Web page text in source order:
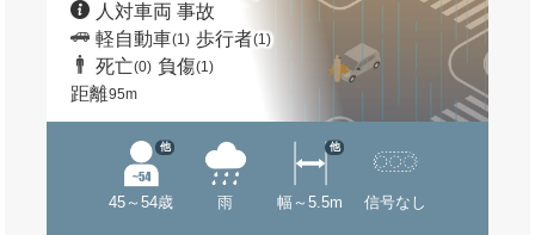
人対車両 事故
軽自動車(1) 歩行者(1)
死亡(0) 負傷(1)
距離95m
45～54歳
他
雨 幅～5.5m
他
信号なし